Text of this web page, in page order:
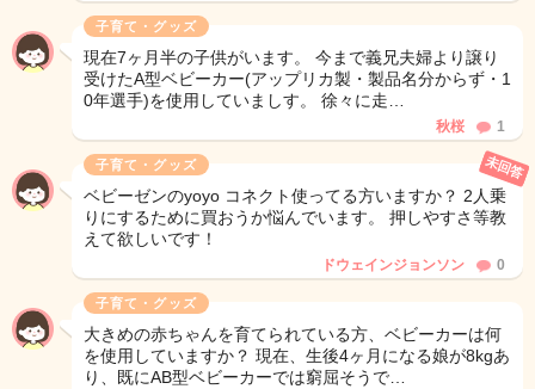
子育て・グッズ
現在7ヶ月半の子供がいます。 今まで義兄夫婦より譲り
受けたA型ベビーカー(アップリカ製・製品名分からず・1
0年選手)を使用していましす。 徐々に走…
秋桜 1
子育て・グッズ
ベビーゼンのyoyo コネクト使ってる方いますか？ 2人乗
りにするために買おうか悩んでいます。 押しやすさ等教
えて欲しいです！
未回答
ドウェインジョンソン 0
子育て・グッズ
大きめの赤ちゃんを育てられている方、ベビーカーは何
を使用していますか？ 現在、生後4ヶ月になる娘が8kgあ
り、既にAB型ベビーカーでは窮屈そうで…